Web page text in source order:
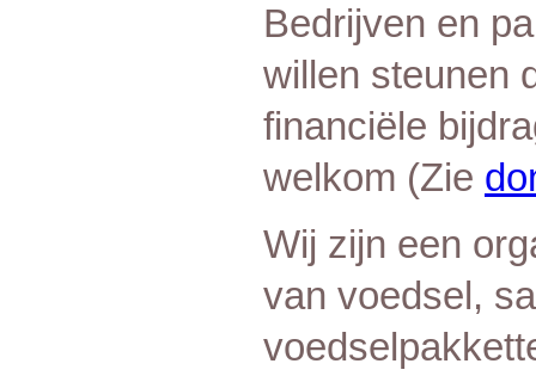
Bedrijven en
willen steunen
financiële
welkom (Zie
Wij zijn een
van voedsel,